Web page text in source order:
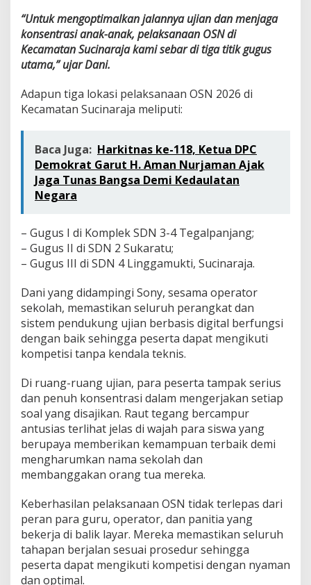
“Untuk mengoptimalkan jalannya ujian dan menjaga
konsentrasi anak-anak, pelaksanaan OSN di
Kecamatan Sucinaraja kami sebar di tiga titik gugus
utama,” ujar Dani.
Adapun tiga lokasi pelaksanaan OSN 2026 di
Kecamatan Sucinaraja meliputi:
Baca Juga: Harkitnas ke-118, Ketua DPC
Demokrat Garut H. Aman Nurjaman Ajak
Jaga Tunas Bangsa Demi Kedaulatan
Negara
– Gugus I di Komplek SDN 3-4 Tegalpanjang;
– Gugus II di SDN 2 Sukaratu;
– Gugus III di SDN 4 Linggamukti, Sucinaraja.
Dani yang didampingi Sony, sesama operator
sekolah, memastikan seluruh perangkat dan
sistem pendukung ujian berbasis digital berfungsi
dengan baik sehingga peserta dapat mengikuti
kompetisi tanpa kendala teknis.
Di ruang-ruang ujian, para peserta tampak serius
dan penuh konsentrasi dalam mengerjakan setiap
soal yang disajikan. Raut tegang bercampur
antusias terlihat jelas di wajah para siswa yang
berupaya memberikan kemampuan terbaik demi
mengharumkan nama sekolah dan
membanggakan orang tua mereka.
Keberhasilan pelaksanaan OSN tidak terlepas dari
peran para guru, operator, dan panitia yang
bekerja di balik layar. Mereka memastikan seluruh
tahapan berjalan sesuai prosedur sehingga
peserta dapat mengikuti kompetisi dengan nyaman
dan optimal.